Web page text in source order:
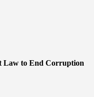
Law to End Corruption